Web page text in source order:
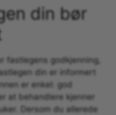
din bør
fastlegens godkjenning,
din er informert
er enkel: god
at behandlere kjenner
Dersom du allerede